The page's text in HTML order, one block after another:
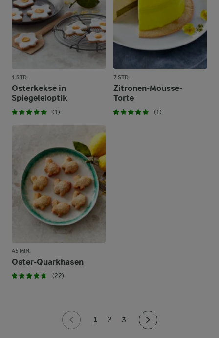
1 STD.
Osterkekse in
Spiegeleioptik
(1)
7 STD.
Zitronen-Mousse-
Torte
(1)
45 MIN.
Oster-Quarkhasen
(22)
1 2 3